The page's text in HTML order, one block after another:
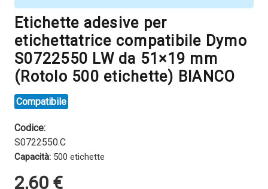
Etichette adesive per
etichettatrice compatibile Dymo
S0722550 LW da 51×19 mm
(Rotolo 500 etichette) BIANCO
Compatibile
Codice:
S0722550.C
Capacità: 500 etichette
2,60 €